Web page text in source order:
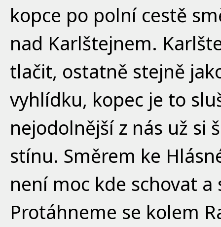
kopce po polní cestě
nad Karlštejnem.
tlačit, ostatně stejně
vyhlídku, kopec je to
nejodolnější z nás už si
stínu. Směrem ke
není moc kde schovat
Protáhneme se kolem